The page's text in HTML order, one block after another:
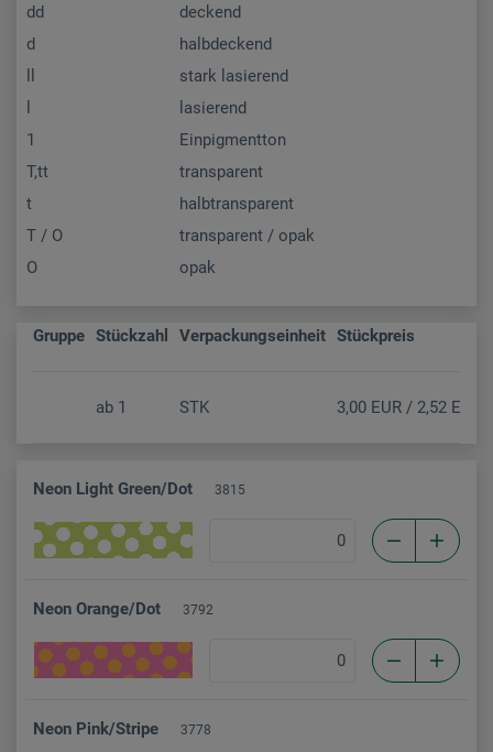
dd
deckend
d
halbdeckend
stark lasierend
lasierend
1
Einpigmentton
T,tt
transparent
t
halbtransparent
T / O
transparent / opak
O
opak
Gruppe Stückzahl Verpackungseinheit Stückpreis
ab 1 STK 3,00 EUR / 2,52 EUR
Neon Light Green/Dot 3815
Neon Orange/Dot 3792
Neon Pink/Stripe 3778